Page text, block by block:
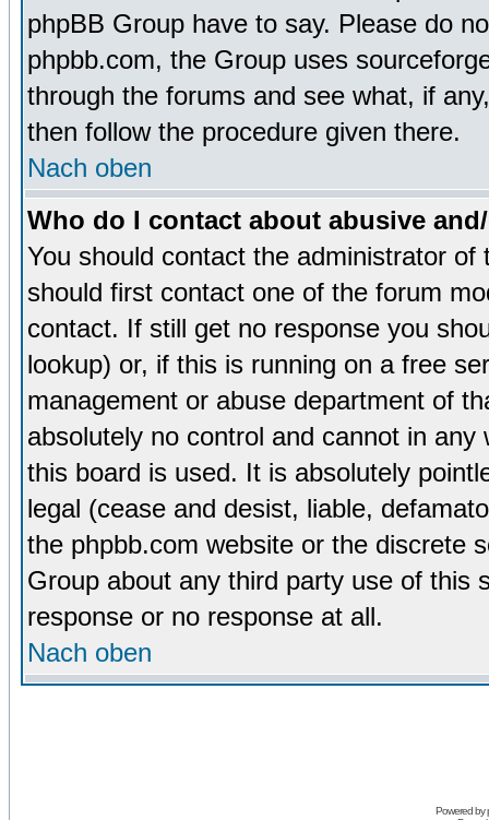
phpBB Group have to say. Please do
phpbb.com, the Group uses
through the forums and see what, if
then follow the procedure given there.
Nach oben
Who do I contact about abusive
You should contact the administrator
should first contact one of the forum
contact. If still get no response you
lookup) or, if this is running on a free
management or abuse department of
absolutely no control and cannot in
this board is used. It is absolutely
legal (cease and desist, liable,
the phpbb.com website or the discrete
Group about any third party use of this
response or no response at all.
Nach oben
Powered by